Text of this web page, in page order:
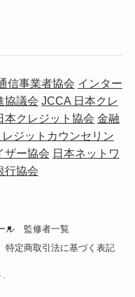
信事業者協会 インター
協議会 JCCA 日本クレ
本クレジット協会 金融
レジットカウンセリン
ザー協会 日本ネットワ
行協会
ル
監修者一覧
特定商取引法に基づく表記
.